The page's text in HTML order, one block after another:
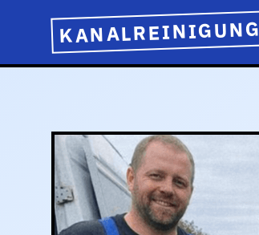
KANALREINIGUNG